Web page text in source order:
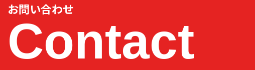
お問い合わせ
Contact